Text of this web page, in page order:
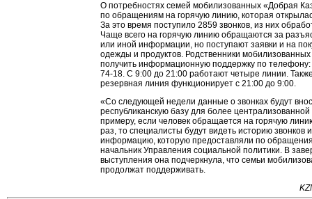
О потребностях семей мобилизованных «Добрая
по обращениям на горячую линию, которая
За это время поступило 2859 звонков, из них
Чаще всего на горячую линию обращаются за
или иной информации, но поступают заявки и на
одежды и продуктов. Родственники мобилизованных
получить информационную поддержку по
74-18. С 9:00 до 21:00 работают четыре линии.
резервная линия функционирует с 21:00 до 9:00.
«Со следующей недели данные о звонках будут
республиканскую базу для более
примеру, если человек обращается на горячую
раз, то специалисты будут видеть историю звонков и
информацию, которую предоставляли по
начальник Управления социальной политики. В
выступления она подчеркнула, что семьи
продолжат поддерживать.